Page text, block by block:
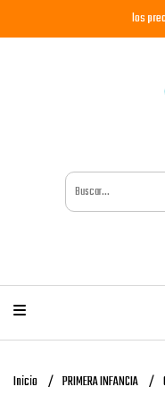
los
Inicio PRIMERA INFANCIA